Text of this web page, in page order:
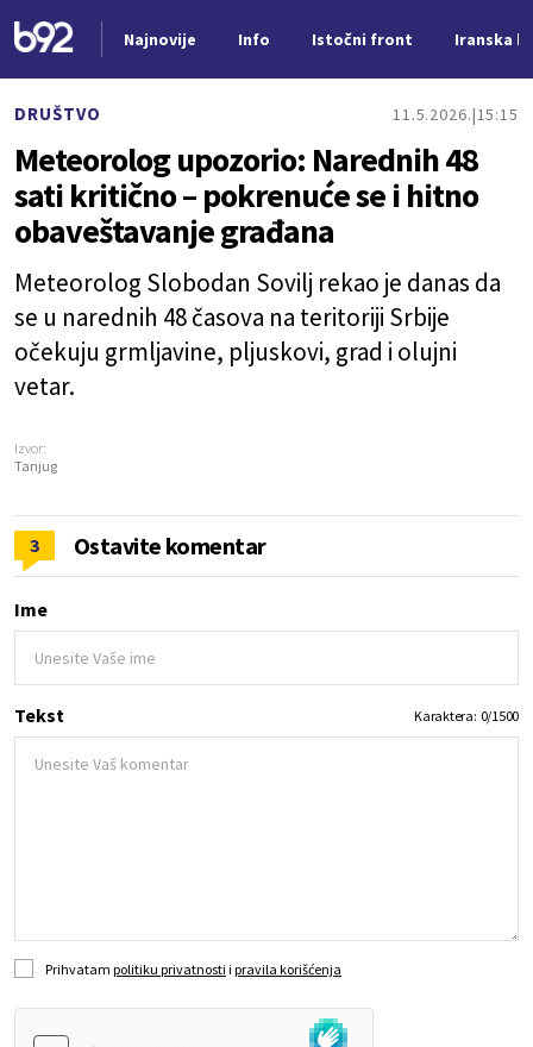
Najnovije Info Istočni front Iranska
DRUŠTVO 11.5.2026. 15:15
Meteorolog upozorio: Narednih 48
sati kritično – pokrenuće se i hitno
obaveštavanje građana
Meteorolog Slobodan Sovilj rekao je danas da
se u narednih 48 časova na teritoriji Srbije
očekuju grmljavine, pljuskovi, grad i olujni
vetar.
Izvor:
Tanjug
3 Ostavite komentar
Ime
Tekst Karaktera: 0/1500
Prihvatam politiku privatnosti i pravila korišćenja